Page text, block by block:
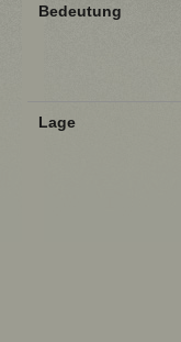
Bedeutung
Lage